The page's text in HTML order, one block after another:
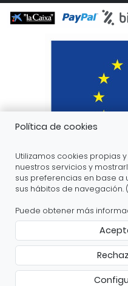
apoyo a la digitalización
DIHnamic a través del
innovación “Horizonte
virtud del acuerdo de
Creado
Política de cookies
Utilizamos cookies propias
nuestros servicios y
sus preferencias en base
sus hábitos de
Puede obtener más